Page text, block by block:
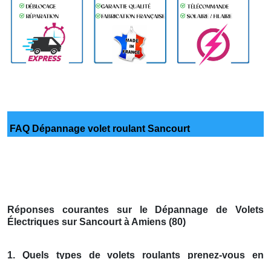
FAQ Dépannage volet roulant Sancourt
Réponses courantes sur le Dépannage de Volets
Électriques sur Sancourt à Amiens (80)
1. Quels types de volets roulants prenez-vous en